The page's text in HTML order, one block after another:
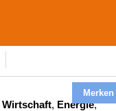
Wirtschaft, Energie,
Merken